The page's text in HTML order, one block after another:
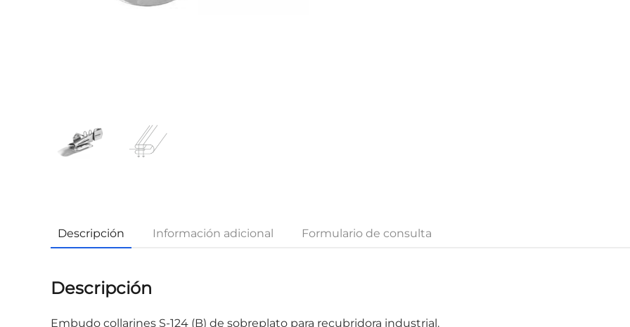
Descripción Información adicional Formulario de consulta
Descripción
Embudo collarines S-124 (B) de sobreplato para recubridora industrial.